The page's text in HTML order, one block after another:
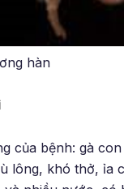
hàn
của bệnh: gà
lông, khó thở, ỉa